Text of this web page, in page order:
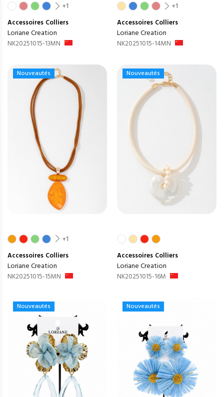
+1
Accessoires Colliers
Loriane Creation
NK20251015-13MN
+1
Accessoires Colliers
Loriane Creation
NK20251015-14MN
Nouveautés
+1
Accessoires Colliers
Loriane Creation
NK20251015-15MN
Nouveautés
Accessoires Colliers
Loriane Creation
NK20251015-16M
Nouveautés Nouveautés